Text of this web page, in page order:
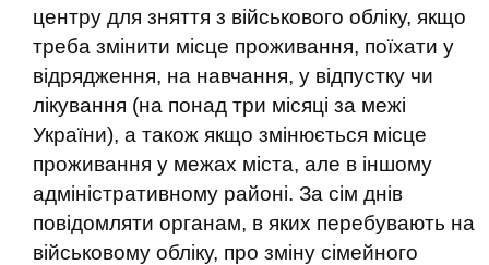
центру для зняття з військового обліку, якщо
треба змінити місце проживання, поїхати у
відрядження, на навчання, у відпустку чи
лікування (на понад три місяці за межі
України), а також якщо змінюється місце
проживання у межах міста, але в іншому
адміністративному районі. За сім днів
повідомляти органам, в яких перебувають на
військовому обліку, про зміну сімейного